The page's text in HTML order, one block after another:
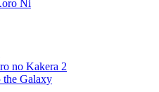
Ni
no Kakera 2
the Galaxy